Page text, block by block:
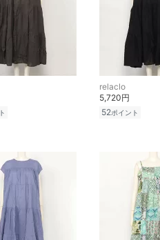
relaclo
5,720円
52ポイント